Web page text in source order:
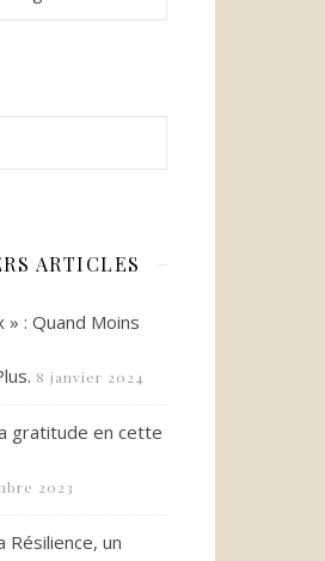
ARTICLES
» : Quand Moins
8 janvier 2024
gratitude en cette
2023
Résilience, un